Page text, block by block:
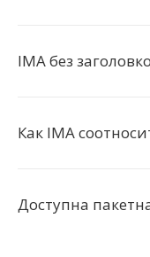
IMA без
Как IMA
Доступна